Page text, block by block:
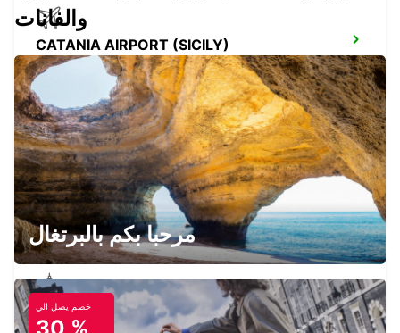
CATANIA AIRPORT (SICILY)
CATANIA - ITALY
CATANIA (SICILY)
CATANIA - ITALY
SCIACCA (SICILY)
والفانات
مرحبا بكم بالبرتغال
خصم يصل الي